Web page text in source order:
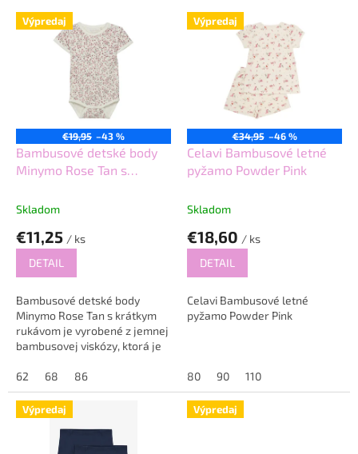
V Výpredaj
€19,95 –43 %
Bambusové detské body
Minymo Rose Tan s
Skladom
€11,25 / ks
DETAIL
Bambusové detské body
Minymo Rose Tan s krátkym
rukávom je vyrobené z jemnej
bambusovej viskózy, ktorá je
vhodná aj pre citlivú pokožku
bábätiek....
62 68 86
Výpredaj
€34,95 –46 %
Celavi Bambusové letné
pyžamo Powder Pink
Skladom
€18,60 / ks
DETAIL
Celavi Bambusové letné
pyžamo Powder Pink
80 90 110
Výpredaj Výpredaj